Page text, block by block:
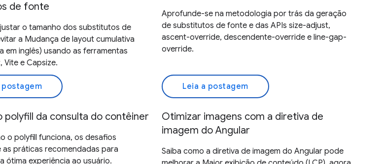
de fonte
o tamanho dos substitutos de
a Mudança de layout cumulativa
em inglês) usando as ferramentas
Vite e Capsize.
postagem
Aprofunde-se na metodologia por trás da geração
de substitutos de fonte e das APIs size-adjust,
ascent-override, descendente-override e line-gap-
override.
Leia a postagem
polyfill da consulta do contêiner
o polyfill funciona, os desafios
as práticas recomendadas para
ótima experiência ao usuário.
Otimizar imagens com a diretiva de
imagem do Angular
Saiba como a diretiva de imagem do Angular pode